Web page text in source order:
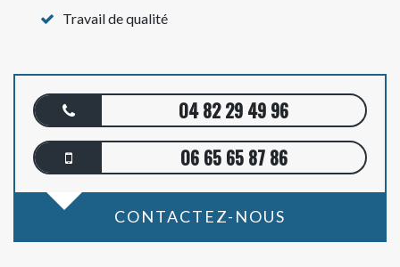
Travail de qualité
04 82 29 49 96
06 65 65 87 86
CONTACTEZ-NOUS